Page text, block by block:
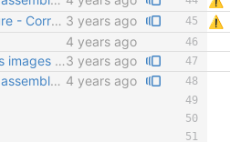
Ajustements suite à relecture - Correction de la syntaxe pour séparer correctement les paragraphes - Correction sur les formats 3D (on ne fait plus de PDF 3D, et edrawings est complexe et intrusif à installer) - Suppression de la phrase "pour tout fabriquer soi-même" qui peut induire en erreur (certaines pièces chaudronnées nécessitent un outillage lourd) - Corrections sur le placement des rondelles - Suppression des références au sciage des vis (normalement inutile dans cette version) 3 years ago
4 years ago
Optimisation de la taille des images Utilisation du script d'optimisation. La taille totale du PDF passe de 36Mo à 16Mo.3 years ago
Amélioration mise en page assemblage chassis 4 years ago